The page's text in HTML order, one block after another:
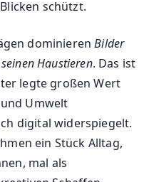
schützt.
dominierenBilder
Haustieren. Das ist
legte großen Wert
Umwelt
digital widerspiegelt.
ein Stück Alltag,
mal als